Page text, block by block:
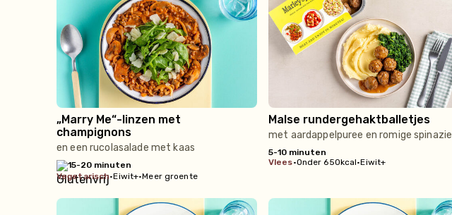
„Marry Me“-linzen met
champignons
en een rucolasalade met kaas
15-20 minuten
vegetarisch•Eiwit+•Meer groente
Malse rundergehaktballetjes
met aardappelpuree en romige spinazie
5-10 minuten
vlees•Onder 650kcal•Eiwit+